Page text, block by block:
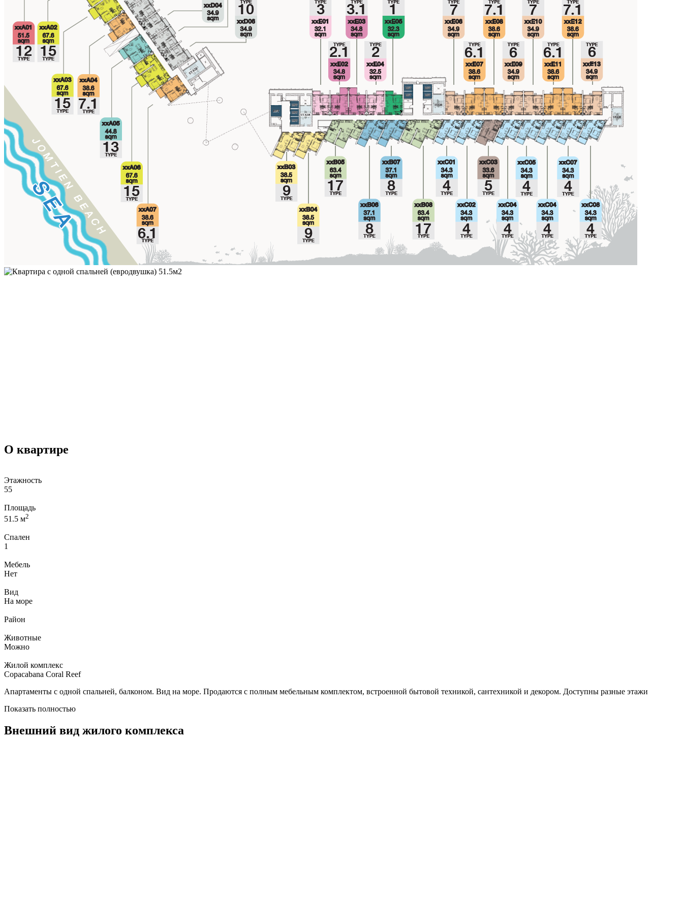
О квартире
Этажность
55
Площадь
51.5 м2
Спален
1
Мебель
Нет
Вид
На море
Район
Животные
Можно
Жилой комплекс
Copacabana Coral Reef
Апартаменты с одной спальней, балконом. Вид на море. Продаются с полным мебельным комплектом, встроенной бытовой техникой, сантехникой и декором. Доступны разные этажи
Показать полностью
Внешний вид жилого комплекса